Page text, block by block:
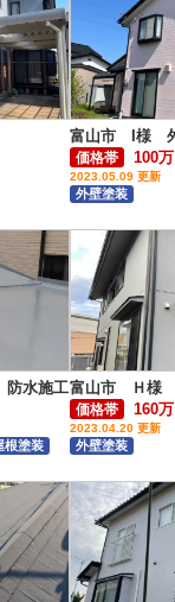
富山市 I様
価格帯 100
2023.05.09 更新
外壁塗装
水施工
根塗装
富山市 Ｈ様
価格帯 160
2023.04.20 更新
外壁塗装